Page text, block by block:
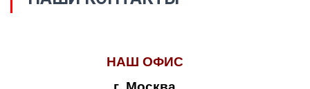
НАШ ОФИС